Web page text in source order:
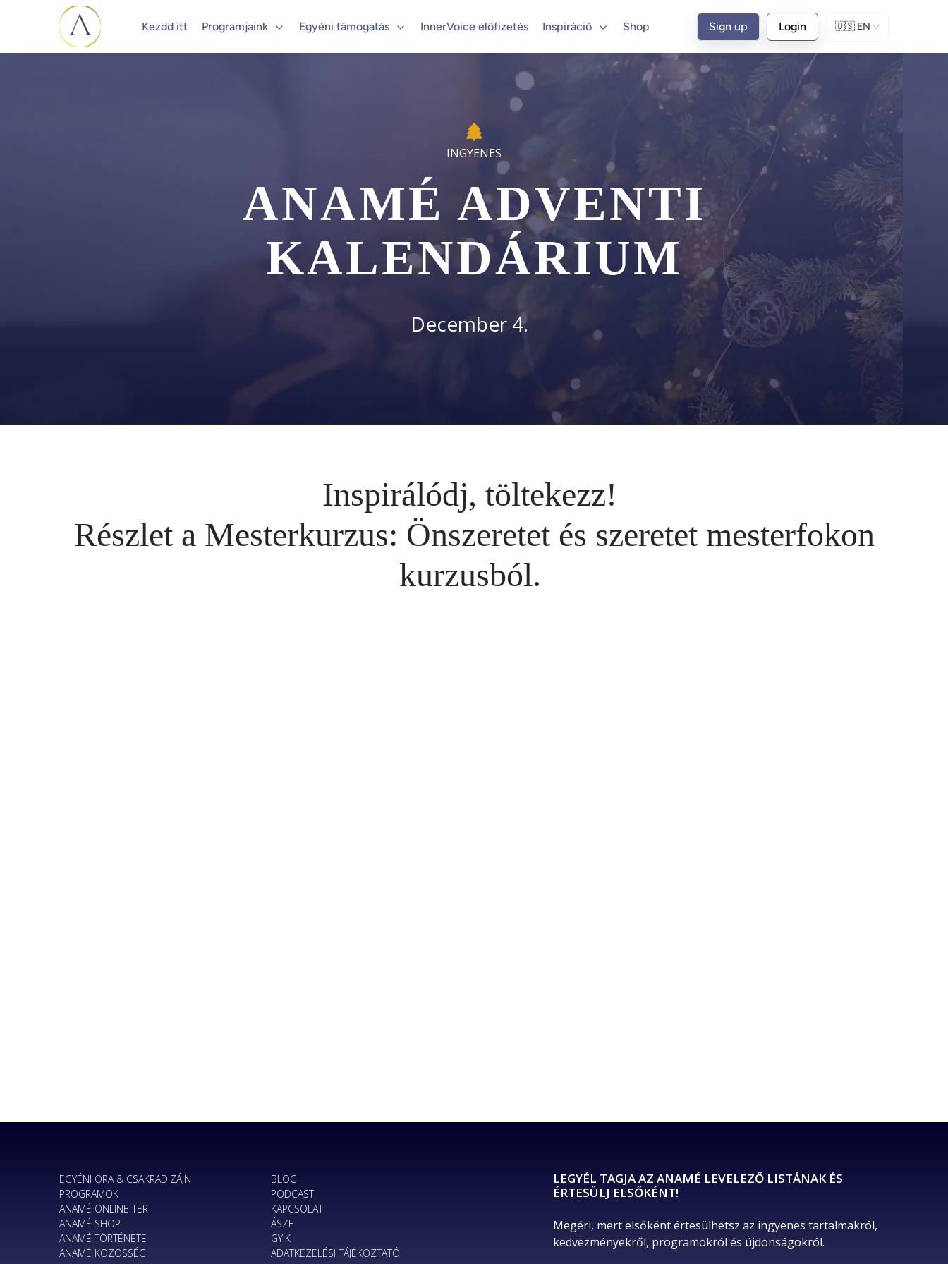
Kezdd itt Programjaink Egyéni támogatás InnerVoice előfizetés Inspiráció Shop Sign up Login 🇺🇸 EN
ANAMÉ ADVENTI
KALENDÁRIUM
December 4.
Inspirálódj, töltekezz!
Részlet a Mesterkurzus: Önszeretet és szeretet mesterfokon
kurzusból.
EGYÉNI ÓRA & CSAKRADIZÁJN
PROGRAMOK
ANAMÉ ONLINE TÉR
ANAMÉ SHOP
ANAMÉ TÖRTÉNETE
ANAMÉ KÖZÖSSÉG
BLOG
PODCAST
KAPCSOLAT
ÁSZF
GYIK
ADATKEZELÉSI TÁJÉKOZTATÓ
LEGYÉL TAGJA AZ ANAMÉ LEVELEZŐ LISTÁNAK ÉS
ÉRTESÜLJ ELSŐKÉNT!
Megéri, mert elsőként értesülhetsz az ingyenes tartalmakról,
kedvezményekről, programokról és újdonságokról.